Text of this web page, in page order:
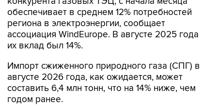
обеспечивает в среднем 12% потребностей
региона в электроэнергии, сообщает
ассоциация WindEurope. В августе 2025 года
их вклад был 14%.
Импорт сжиженного природного газа (СПГ) в
августе 2026 года, как ожидается, может
составить 6,4 млн тонн, что на 14% ниже, чем
годом ранее.